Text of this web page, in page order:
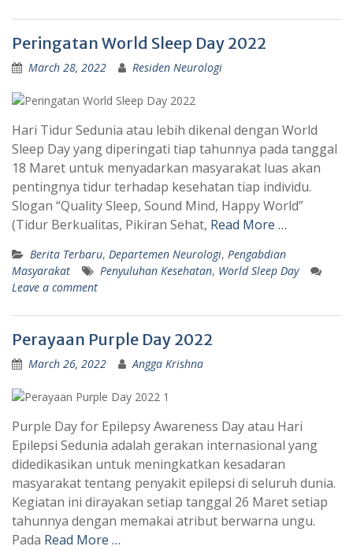
Peringatan World Sleep Day 2022
March 28, 2022 Residen Neurologi
Hari Tidur Sedunia atau lebih dikenal dengan World
Sleep Day yang diperingati tiap tahunnya pada tanggal
18 Maret untuk menyadarkan masyarakat luas akan
pentingnya tidur terhadap kesehatan tiap individu.
Slogan “Quality Sleep, Sound Mind, Happy World”
(Tidur Berkualitas, Pikiran Sehat, Read More …
Berita Terbaru, Departemen Neurologi, Pengabdian
Masyarakat
Penyuluhan Kesehatan, World Sleep Day
Leave a comment
Perayaan Purple Day 2022
March 26, 2022 Angga Krishna
Purple Day for Epilepsy Awareness Day atau Hari
Epilepsi Sedunia adalah gerakan internasional yang
didedikasikan untuk meningkatkan kesadaran
masyarakat tentang penyakit epilepsi di seluruh dunia.
Kegiatan ini dirayakan setiap tanggal 26 Maret setiap
tahunnya dengan memakai atribut berwarna ungu.
Pada Read More …